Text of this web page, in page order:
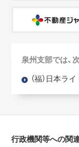
泉州支部では、
（福）日本ラ
行政機関等への関